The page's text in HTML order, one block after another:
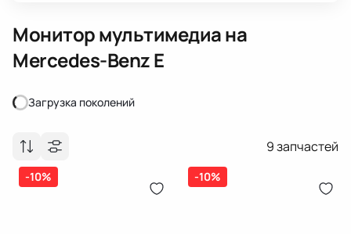
Монитор мультимедиана
Mercedes-Benz E
Загрузка поколений
Загрузка поколений
9запчастей
-10% -10%